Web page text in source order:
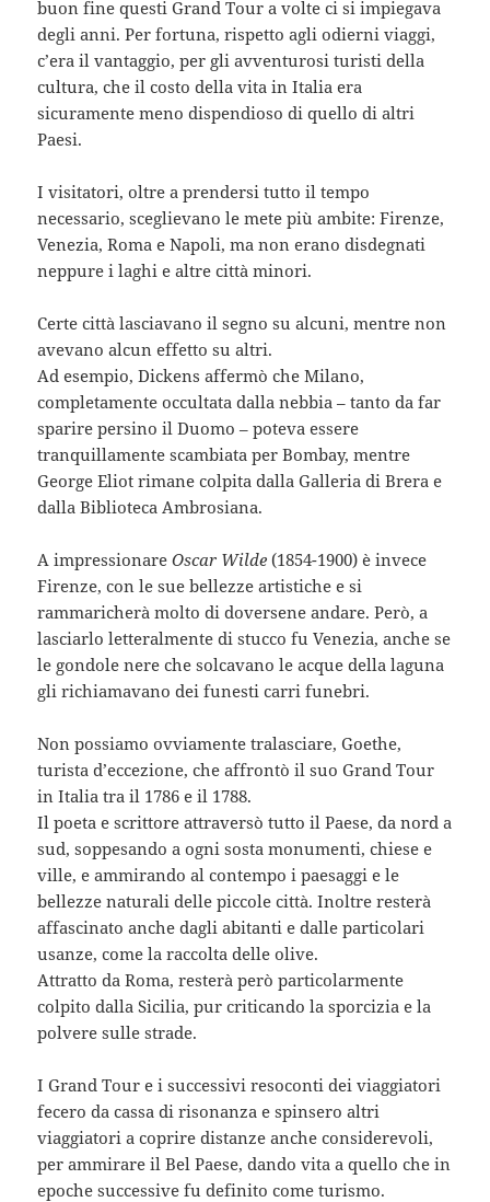
buon fine questi Grand Tour a volte ci si impiegava
degli anni. Per fortuna, rispetto agli odierni viaggi,
c’era il vantaggio, per gli avventurosi turisti della
cultura, che il costo della vita in Italia era
sicuramente meno dispendioso di quello di altri
Paesi.
I visitatori, oltre a prendersi tutto il tempo
necessario, sceglievano le mete più ambite: Firenze,
Venezia, Roma e Napoli, ma non erano disdegnati
neppure i laghi e altre città minori.
Certe città lasciavano il segno su alcuni, mentre non
avevano alcun effetto su altri.
Ad esempio, Dickens affermò che Milano,
completamente occultata dalla nebbia – tanto da far
sparire persino il Duomo – poteva essere
tranquillamente scambiata per Bombay, mentre
George Eliot rimane colpita dalla Galleria di Brera e
dalla Biblioteca Ambrosiana.
A impressionareOscar Wilde (1854-1900) è invece
Firenze, con le sue bellezze artistiche e si
rammaricherà molto di doversene andare. Però, a
lasciarlo letteralmente di stucco fu Venezia, anche se
le gondole nere che solcavano le acque della laguna
gli richiamavano dei funesti carri funebri.
Non possiamo ovviamente tralasciare, Goethe,
turista d’eccezione, che affrontò il suo Grand Tour
in Italia tra il 1786 e il 1788.
Il poeta e scrittore attraversò tutto il Paese, da nord a
sud, soppesando a ogni sosta monumenti, chiese e
ville, e ammirando al contempo i paesaggi e le
bellezze naturali delle piccole città. Inoltre resterà
affascinato anche dagli abitanti e dalle particolari
usanze, come la raccolta delle olive.
Attratto da Roma, resterà però particolarmente
colpito dalla Sicilia, pur criticando la sporcizia e la
polvere sulle strade.
I Grand Tour e i successivi resoconti dei viaggiatori
fecero da cassa di risonanza e spinsero altri
viaggiatori a coprire distanze anche considerevoli,
per ammirare il Bel Paese, dando vita a quello che in
epoche successive fu definito come turismo.